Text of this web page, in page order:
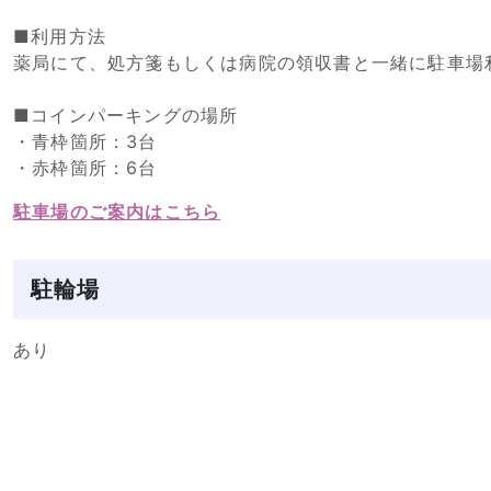
■利用方法
薬局にて、処方箋もしくは病院の領収書と一緒に駐車場
■コインパーキングの場所
・青枠箇所：3台
・赤枠箇所：6台
駐車場のご案内はこちら
駐輪場
あり